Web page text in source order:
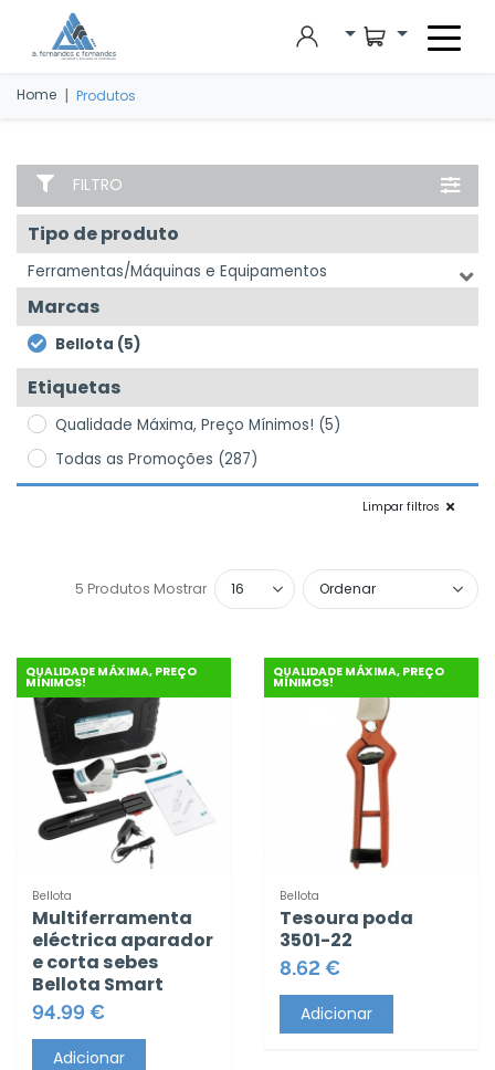
Skip to main content
Home | Produtos
FILTRO
Tipo de produto
Ferramentas/Máquinas e Equipamentos
Marcas
Bellota (5)
Etiquetas
Qualidade Máxima, Preço Mínimos! (5)
Todas as Promoções (287)
Limpar filtros
5 Produtos Mostrar
QUALIDADE MÁXIMA, PREÇO
MÍNIMOS!
Bellota
Multiferramenta
eléctrica aparador
e corta sebes
Bellota Smart
94.99 €
Adicionar
QUALIDADE MÁXIMA, PREÇO
MÍNIMOS!
Bellota
Tesoura poda
3501-22
8.62 €
Adicionar